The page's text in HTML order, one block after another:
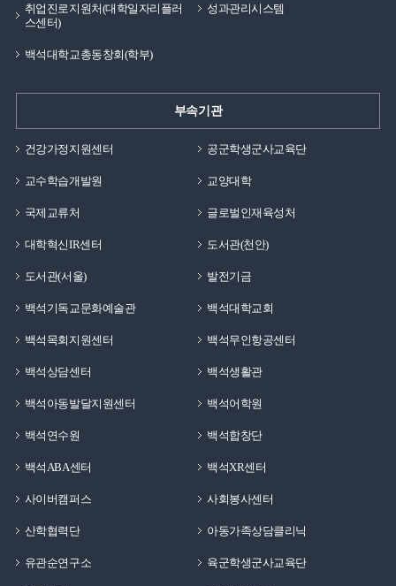
취업진로지원처(대학일자리플러
스센터)
성과관리시스템
백석대학교총동창회(학부)
부속기관
건강가정지원센터 공군학생군사교육단
교수학습개발원 교양대학
국제교류처 글로벌인재육성처
대학혁신IR센터 도서관(천안)
도서관(서울) 발전기금
백석기독교문화예술관 백석대학교회
백석목회지원센터 백석무인항공센터
백석상담센터 백석생활관
백석아동발달지원센터 백석어학원
백석연수원 백석합창단
백석ABA센터 백석XR센터
사이버캠퍼스 사회봉사센터
산학협력단 아동가족상담클리닉
유관순연구소 육군학생군사교육단